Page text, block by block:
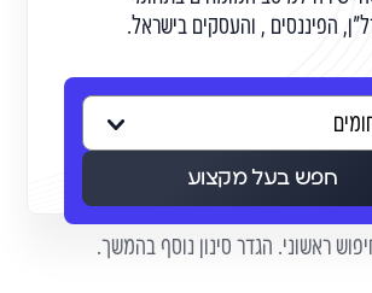
הפיננסים , והעסקים בישראל.
חפש בעל מקצוע
ראשוני. הגדר סינון נוסף בהמשך.